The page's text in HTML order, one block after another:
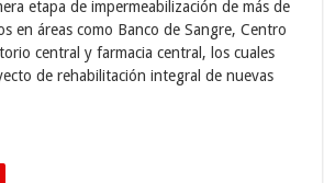
etapa de impermeabilización de más de
en áreas como Banco de Sangre, Centro
central y farmacia central, los cuales
de rehabilitación integral de nuevas